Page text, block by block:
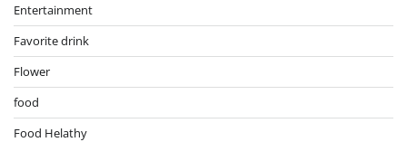
Entertainment
Favorite drink
Flower
food
Food Helathy